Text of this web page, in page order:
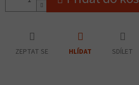
ZEPTAT SE HLÍDAT SDÍLET